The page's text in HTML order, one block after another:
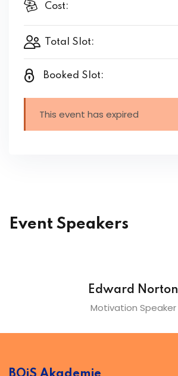
Cost:
Total Slot:
Booked Slot:
This event has expired
Event Speakers
Edward Norton
Motivation Speaker